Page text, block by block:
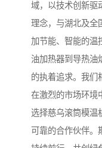
域，以技术创新驱
理念，与湖北及全
加节能、智能的温
油加热器到导热油
的执着追求。我们
在激烈的市场环境
选择慈乌滚筒模温
可靠的合作伙伴。